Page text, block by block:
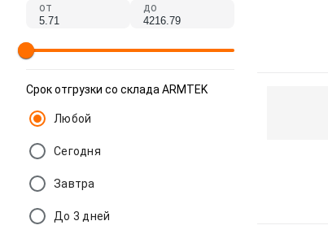
от до
Срок отгрузки со склада ARMTEK
Любой
Сегодня
Завтра
До 3 дней